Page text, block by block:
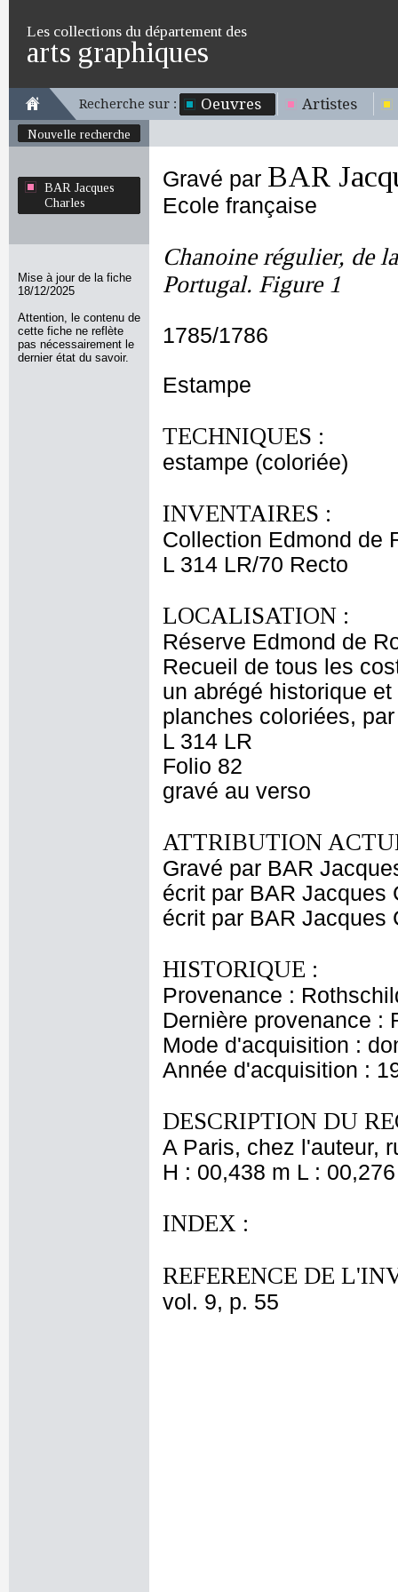
Les collections du département des
arts graphiques
Recherche sur : Oeuvres Artistes
Nouvelle recherche
BAR Jacques
Charles
Mise à jour de la fiche
18/12/2025
Attention, le contenu de
cette fiche ne reflète
pas nécessairement le
dernier état du savoir.
Gravé par BAR
Ecole française
Chanoine régulier, de
Portugal. Figure 1
1785/1786
Estampe
TECHNIQUES :
estampe (coloriée)
INVENTAIRES :
Collection Edmond de
L 314 LR/70 Recto
LOCALISATION :
Réserve Edmond de
Recueil de tous les
un abrégé historique
planches coloriées,
L 314 LR
Folio 82
gravé au verso
ATTRIBUTION
Gravé par BAR
écrit par BAR Jacques
écrit par BAR Jacques
HISTORIQUE :
Provenance :
Dernière provenance :
Mode d'acquisition :
Année d'acquisition :
DESCRIPTION DU
A Paris, chez l'auteur,
H : 00,438 m L :
INDEX :
REFERENCE DE
vol. 9, p. 55